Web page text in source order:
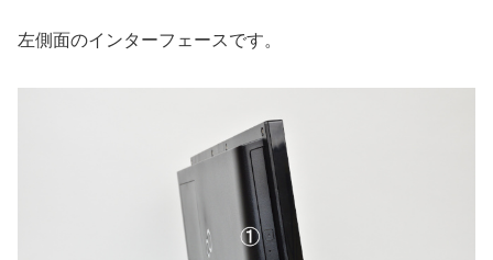
左側面のインターフェースです。